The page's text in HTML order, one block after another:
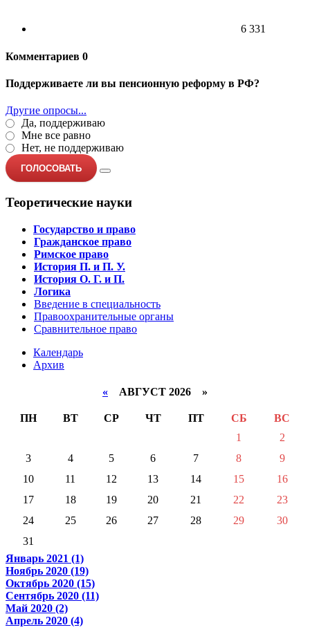
6 331
Комментариев 0
Поддерживаете ли вы пенсионную реформу в РФ?
Другие опросы...
Да, поддерживаю
Мне все равно
Нет, не поддерживаю
ГОЛОСОВАТЬ
Теоретические науки
Государство и право
Гражданское право
Римское право
История П. и П. У.
История О. Г. и П.
Логика
Введение в специальность
Правоохранительные органы
Сравнительное право
Календарь
Архив
« АВГУСТ 2026 »
ПН ВТ СР ЧТ ПТ СБ
ВС
1
2
3
4 5 6 7 8
9
10
11 12 13 14 15
16
17
18 19 20 21 22
23
24
25 26 27 28 29
30
31
Январь 2021 (1)
Ноябрь 2020 (19)
Октябрь 2020 (15)
Сентябрь 2020 (11)
Май 2020 (2)
Апрель 2020 (4)